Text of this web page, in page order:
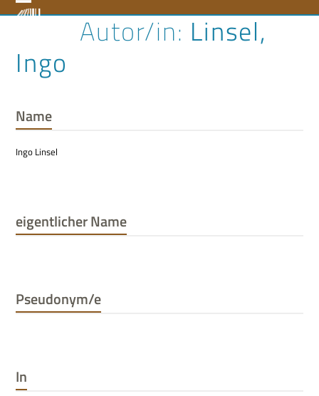
to Open
menu
Close
menu
Linsel,
Ingo
Name
Ingo Linsel
eigentlicher Name
Pseudonym/e
In